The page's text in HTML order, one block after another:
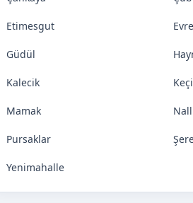
Etimesgut
Güdül
Kalecik
Mamak
Pursaklar
Yenimahalle